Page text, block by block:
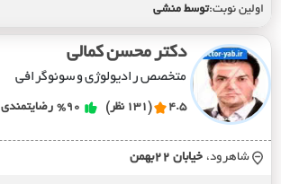
اولین نوبت:توسط منشی
دکتر محسن کمالی
متخصص رادیولوژی و سونوگرافی
4.5 (131 نظر) %90 رضایتمندی
شاهرود، خيابان 22بهمن